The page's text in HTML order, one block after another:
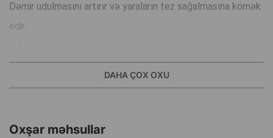
Dəmir udulmasını artırır və yaraların tez sağalmasına kömək
edir.
pozğunluqları kimi stressli vəziyyətləri dəstəkləyir.
Antioksidant təsiri olan yaxşı toxuma bərpaedicisidir.
tüpündən sıxaraq, pəncələrə sürtərək və ya yeməyə əlavə
DAHA ÇOX OXU
Oxşar məhsullar